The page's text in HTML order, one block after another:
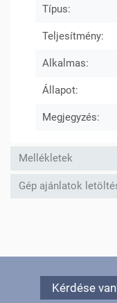
Típus:
Teljesítmény:
Alkalmas:
Állapot:
Megjegyzés:
Mellékletek
Gép ajánlatok
Kérdése